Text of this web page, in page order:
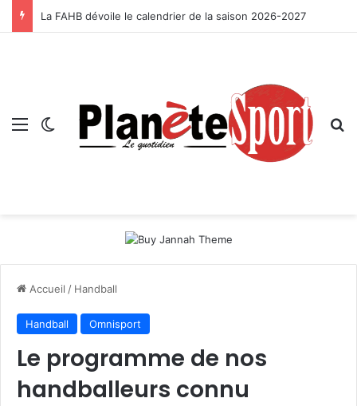
La FAHB dévoile le calendrier de la saison 2026-2027
Menu Switch skin
Accueil / Handball
Handball Omnisport
Le programme de nos
handballeurs connu